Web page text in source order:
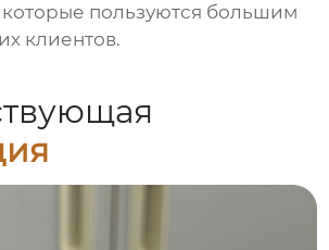
которые пользуются большим
клиентов.